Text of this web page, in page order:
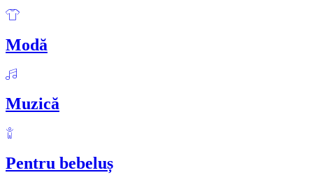
Modă
Muzică
Pentru bebeluș